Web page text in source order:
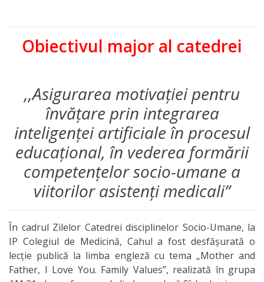
Fiecare
Școală
practică
Ghidare
în
carieră
Centrul
de
simulare
Instruirea
Obiectivul major al catedrei
,,Asigurarea motivației pentru
învățare prin integrarea
inteligenței artificiale în procesul
educațional, în vederea formării
competențelor socio-umane a
viitorilor asistenți medicali”
În cadrul Zilelor Catedrei disciplinelor Socio-Umane, la
IP Colegiul de Medicină, Cahul a fost desfășurată o
lecție publică la limba engleză cu tema „Mother and
Father, I Love You. Family Values”, realizată în grupa